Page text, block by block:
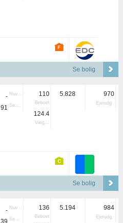
Se bolig
- Nuvær.
91 Samlet
110
Beboet
124.4
Vægtet
5.828 970
Ejerudg.
Se bolig
- Nuvær.
39 Samlet
136
Beboet
5.194 984
Ejerudg.